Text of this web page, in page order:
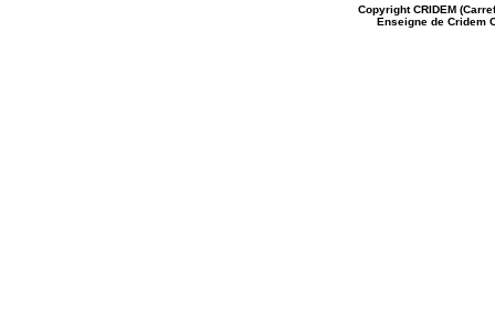
CopyrightCRIDEM
Enseigne de Cridem